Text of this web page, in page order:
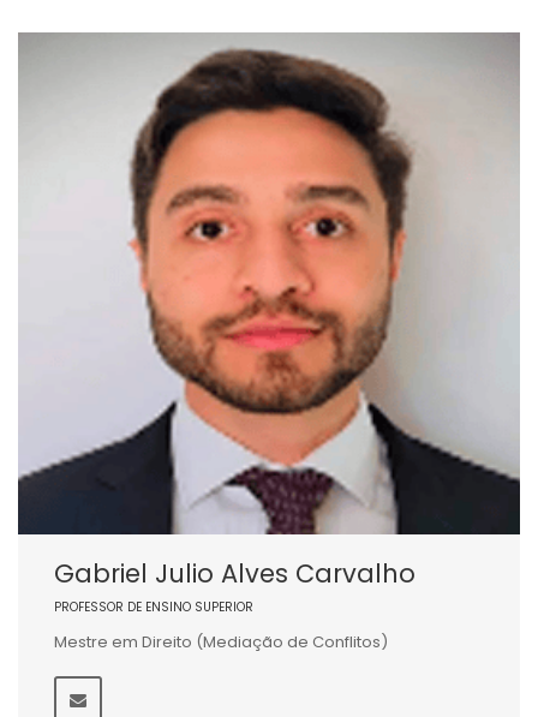
Gabriel Julio Alves Carvalho
PROFESSOR DE ENSINO SUPERIOR
Mestre em Direito (Mediação de Conflitos)